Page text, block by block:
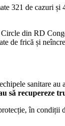
321 de cazuri
din RD
de frică și
sanitare
să recupereze
în